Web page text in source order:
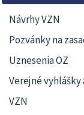
Návrhy VZN
Pozvánky na
Uznesenia OZ
Verejné vyhlášky
VZN